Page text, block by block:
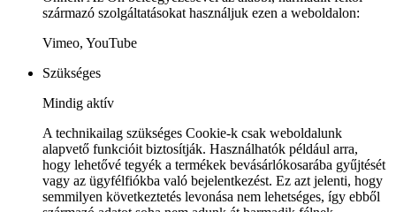
származó szolgáltatásokat használjuk ezen a weboldalon:
Vimeo, YouTube
Szükséges
Mindig aktív
A technikailag szükséges Cookie-k csak weboldalunk
alapvető funkcióit biztosítják. Használhatók például arra,
hogy lehetővé tegyék a termékek bevásárlókosarába gyűjtését
vagy az ügyfélfiókba való bejelentkezést. Ez azt jelenti, hogy
semmilyen következtetés levonása nem lehetséges, így ebből